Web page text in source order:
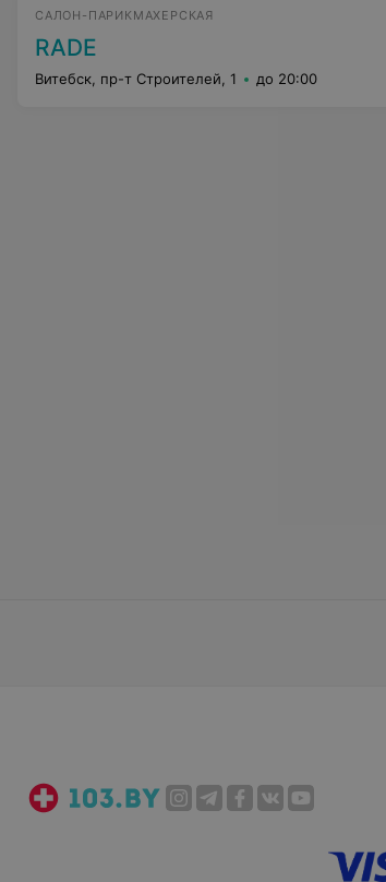
САЛОН-ПАРИКМАХЕРСКАЯ
RADE
Витебск, пр-т Строителей, 1 до 20:00